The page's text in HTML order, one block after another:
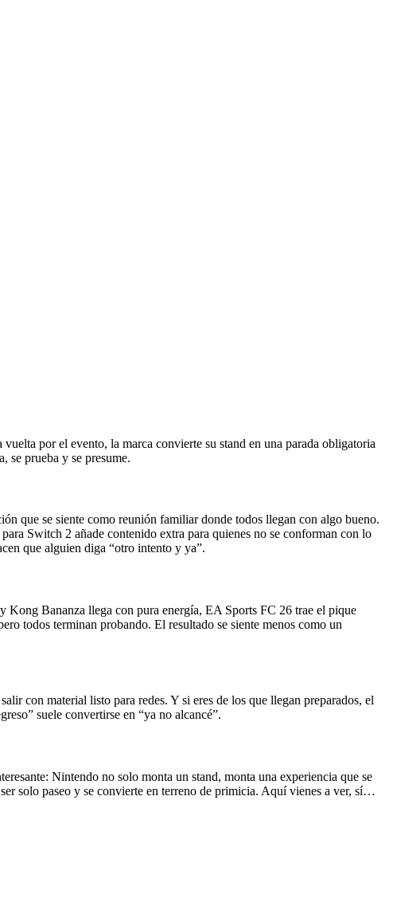
por el evento, la marca convierte su stand en una parada obligatoria
se prueba y se presume.
que se siente como reunión familiar donde todos llegan con algo bueno.
Switch 2 añade contenido extra para quienes no se conforman con lo
que alguien diga “otro intento y ya”.
Kong Bananza llega con pura energía, EA Sports FC 26 trae el pique
todos terminan probando. El resultado se siente menos como un
con material listo para redes. Y si eres de los que llegan preparados, el
suele convertirse en “ya no alcancé”.
Nintendo no solo monta un stand, monta una experiencia que se
solo paseo y se convierte en terreno de primicia. Aquí vienes a ver, sí…